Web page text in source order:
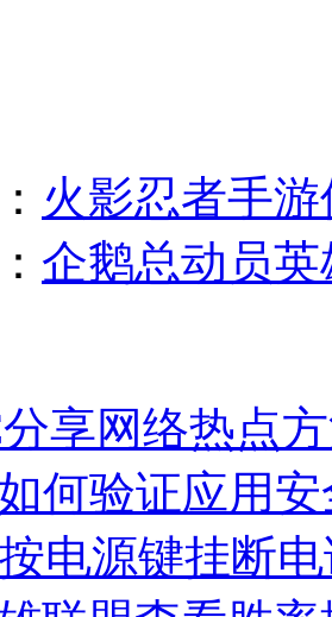
火影忍者手
企鹅总动员
享网络热点
何验证应用
电源键挂断